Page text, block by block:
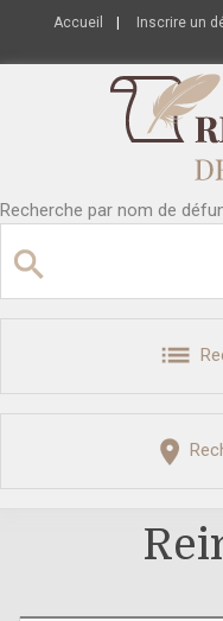
Accueil Inscrire un
Recherche par nom de